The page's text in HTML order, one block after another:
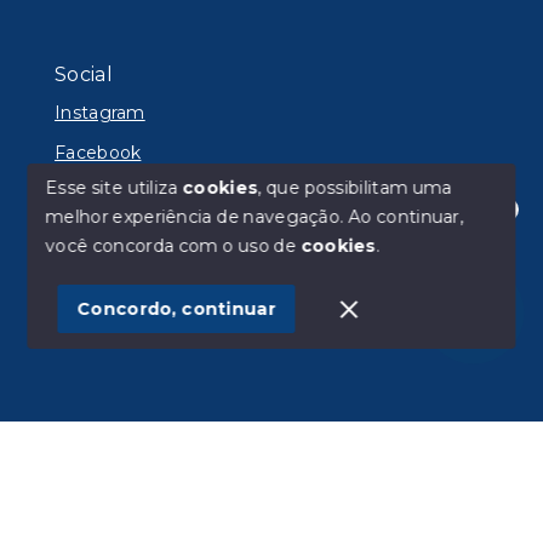
Olá! Estamos disponíveis para te ajudar.
Social
Instagram
Facebook
© Copyright 2026 - Lyon Imóveis - Todos os direitos
SITE PARA IMOBILIARIA
Esse site utiliza cookies, que possibilitam uma
melhor experiência de navegação.Ao continuar,
você concorda com o uso de cookies.
Concordo, continuar